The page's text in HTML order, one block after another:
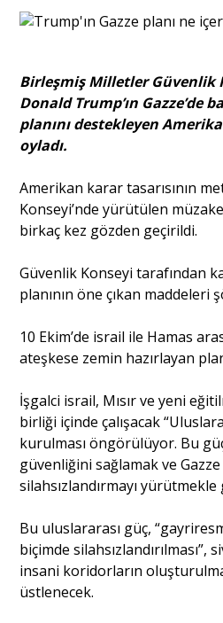
Yorum -
Söyleşi
Yazı
Portre
Eğitim
Birleşmiş Milletler Güvenlik
Donald Trump’ın Gazze’de
planını destekleyen
oyladı.
Amerikan karar tasarısının
Konseyi’nde yürütülen
birkaç kez gözden geçirildi.
Güvenlik Konseyi tarafından
planının öne çıkan maddeleri
10 Ekim’de israil ile Hamas
ateşkese zemin hazırlayan
İşgalci israil, Mısır ve yeni
birliği içinde çalışacak
kurulması öngörülüyor. Bu
güvenliğini sağlamak ve Gazze
silahsızlandırmayı
Bu uluslararası güç,
biçimde silahsızlandırılması”,
insani koridorların
üstlenecek.